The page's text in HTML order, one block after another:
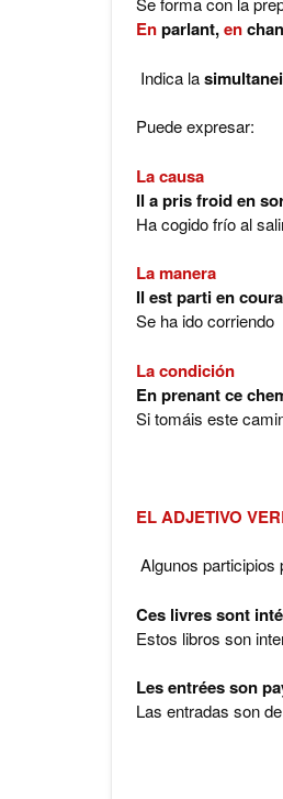
Enparlant,en
Indica la
Puede expresar:
La causa
Il a pris froid en
Ha cogido frío al
La manera
Il est parti en
Se ha ido corriendo
La condición
En prenant ce
Si tomáis este
ELADJETIVO
Algunos participios
Ces livres sont
Estos libros son
Les entrées son
Las entradas son